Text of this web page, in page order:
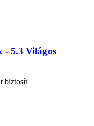
-​ 5.3 Világos
biztosít